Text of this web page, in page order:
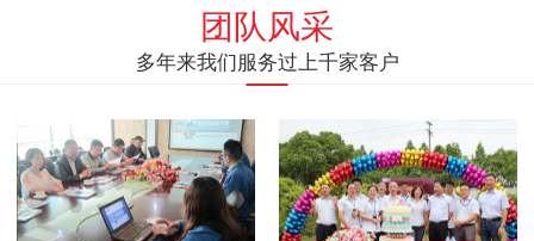
团队风采
多年来我们服务过上千家客户